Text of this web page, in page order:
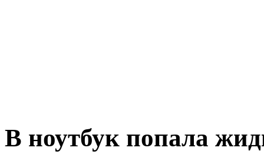
В ноутбук попала